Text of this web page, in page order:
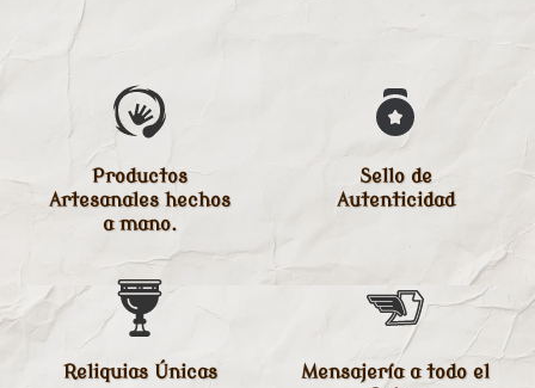
Productos
Artesanales hechos
a mano.
Sello de
Autenticidad
Reliquias Únicas
Mensajería a todo el